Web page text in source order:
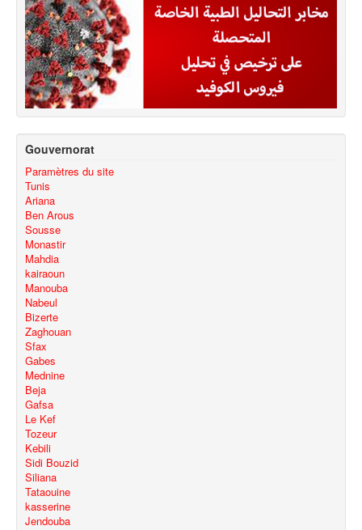
Gouvernorat
Paramètres du site
Tunis
Ariana
Ben Arous
Sousse
Monastir
Mahdia
kairaoun
Manouba
Nabeul
Bizerte
Zaghouan
Sfax
Gabes
Mednine
Beja
Gafsa
Le Kef
Tozeur
Kebili
Sidi Bouzid
Siliana
Tataouine
kasserine
Jendouba